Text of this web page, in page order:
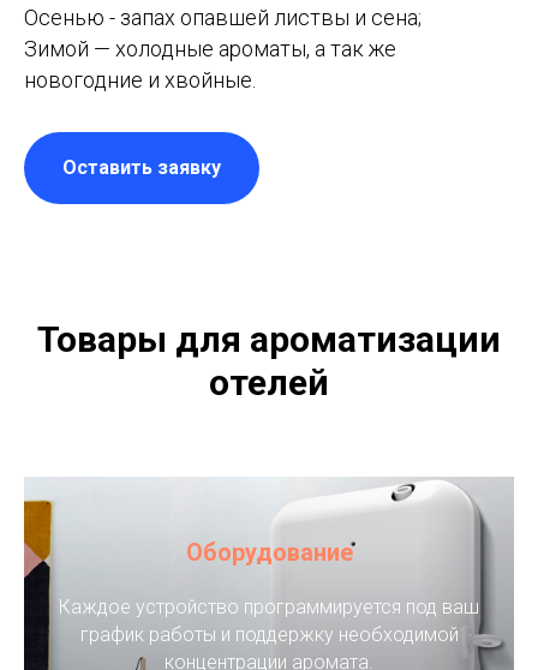
Осенью - запах опавшей листвы и сена;
Зимой — холодные ароматы, а так же
новогодние и хвойные.
Оставить заявку
Товары для ароматизации
отелей
Оборудование
Каждое устройство программируется под ваш
график работы и поддержку необходимой
концентрации аромата.